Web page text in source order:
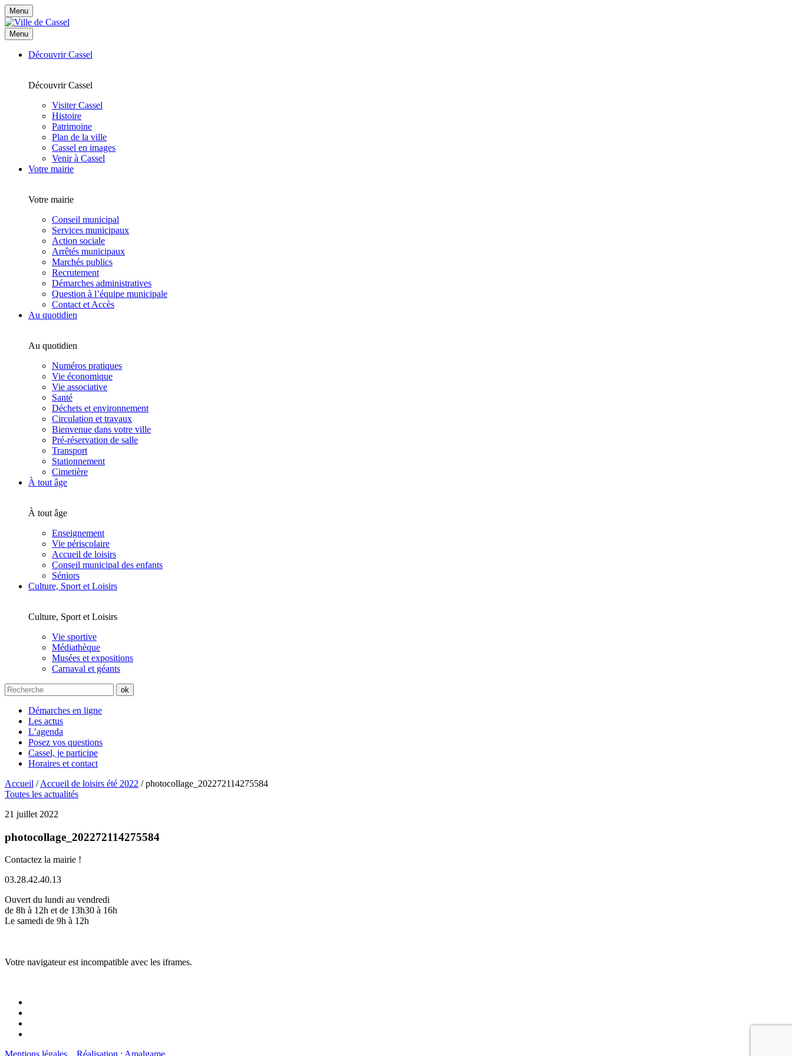
Menu
Menu
Découvrir Cassel
Découvrir Cassel
Visiter Cassel
Histoire
Patrimoine
Plan de la ville
Cassel en images
Venir à Cassel
Votre mairie
Votre mairie
Conseil municipal
Services municipaux
Action sociale
Arrêtés municipaux
Marchés publics
Recrutement
Démarches administratives
Question à l’équipe municipale
Contact et Accès
Au quotidien
Au quotidien
Numéros pratiques
Vie économique
Vie associative
Santé
Déchets et environnement
Circulation et travaux
Bienvenue dans votre ville
Pré-réservation de salle
Transport
Stationnement
Cimetière
À tout âge
À tout âge
Enseignement
Vie périscolaire
Accueil de loisirs
Conseil municipal des enfants
Séniors
Culture, Sport et Loisirs
Culture, Sport et Loisirs
Vie sportive
Médiathèque
Musées et expositions
Carnaval et géants
Démarches en ligne
Les actus
L’agenda
Posez vos questions
Cassel, je participe
Horaires et contact
Accueil /Accueil de loisirs été 2022 /photocollage_202272114275584
Toutes les actualités
21 juillet 2022
photocollage_202272114275584
Contactez la mairie !
03.28.42.40.13
Ouvert du lundi au vendredi
de 8h à 12h et de 13h30 à 16h
Le samedi de 9h à 12h
Votre navigateur est incompatible avec les iframes.